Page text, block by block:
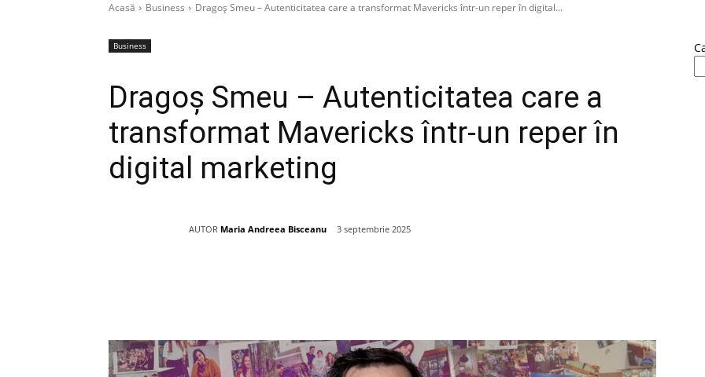
Acasă Business Dragoș Smeu – Autenticitatea care a transformat Mavericks într-un reper în digital...
Business
Dragoș Smeu – Autenticitatea care a
transformat Mavericks într-un reper în
digital marketing
AUTOR Maria Andreea Bisceanu 3 septembrie 2025